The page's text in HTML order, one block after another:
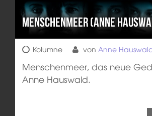
Menschenmeer (Anne
Kolumne von Anne
Menschenmeer, das neue
Anne Hauswald.